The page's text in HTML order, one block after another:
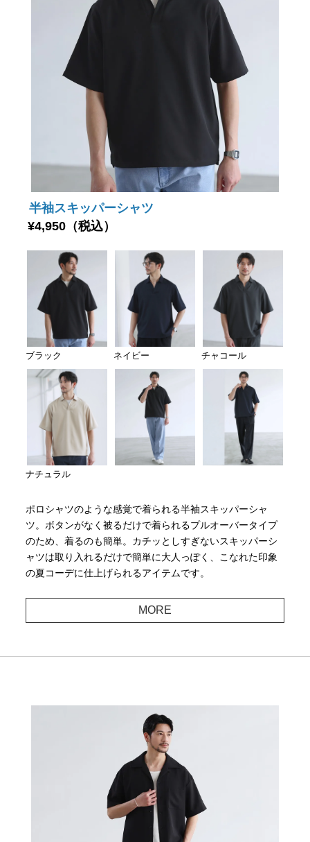
半袖スキッパーシャツ
¥4,950（税込）
ブラック ネイビー チャコール
ナチュラル
ポロシャツのような感覚で着られる半袖スキッパーシャ
ツ。ボタンがなく被るだけで着られるプルオーバータイプ
のため、着るのも簡単。カチッとしすぎないスキッパーシ
ャツは取り入れるだけで簡単に大人っぽく、こなれた印象
の夏コーデに仕上げられるアイテムです。
MORE